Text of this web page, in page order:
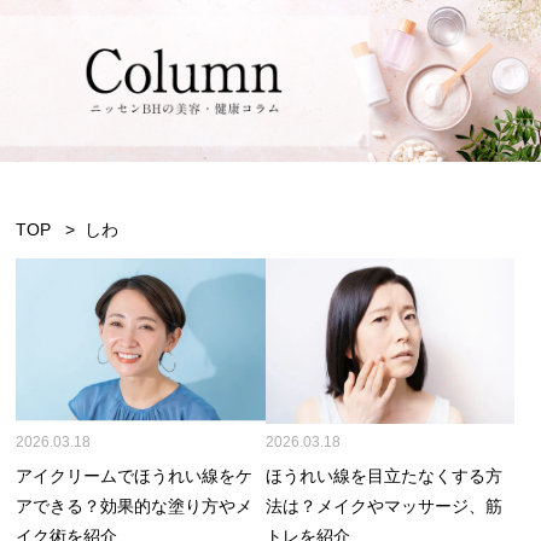
TOP しわ
2026.03.18
アイクリームでほうれい線をケ
アできる？効果的な塗り方やメ
イク術を紹介
2026.03.18
ほうれい線を目立たなくする方
法は？メイクやマッサージ、筋
トレを紹介